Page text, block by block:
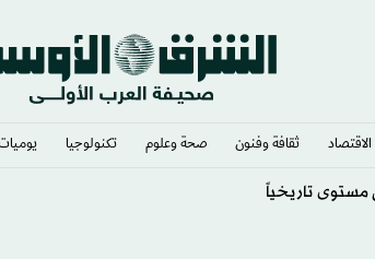
الاقتصاد ثقافة وفنون صحة وعلوم تكنولوجيا
مضيق هرمز